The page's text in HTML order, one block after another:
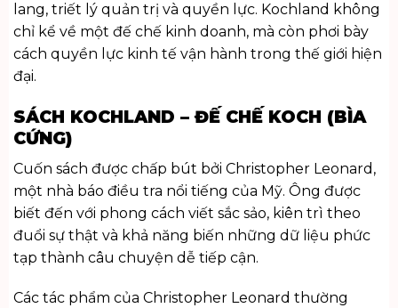
lang, triết lý quản trị và quyền lực. Kochland không
chỉ kể về một đế chế kinh doanh, mà còn phơi bày
cách quyền lực kinh tế vận hành trong thế giới hiện
đại.
SÁCH KOCHLAND – ĐẾ CHẾ KOCH (BÌA
CỨNG)
Cuốn sách được chấp bút bởi Christopher Leonard,
một nhà báo điều tra nổi tiếng của Mỹ. Ông được
biết đến với phong cách viết sắc sảo, kiên trì theo
đuổi sự thật và khả năng biến những dữ liệu phức
tạp thành câu chuyện dễ tiếp cận.
Các tác phẩm của Christopher Leonard thường